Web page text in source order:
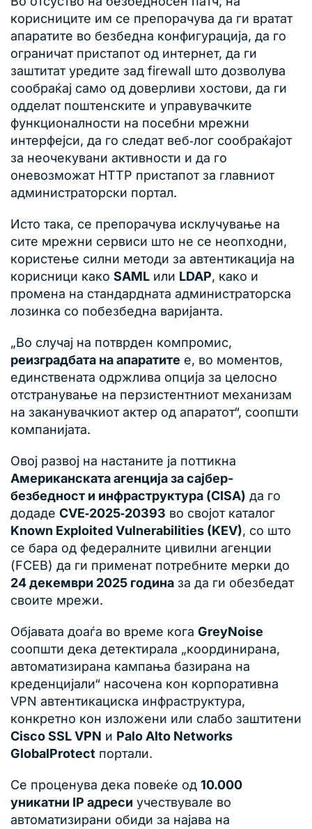
корисниците им се препорачува да ги вратат
апаратите во безбедна конфигурација, да го
ограничат пристапот од интернет, да ги
заштитат уредите зад firewall што дозволува
сообраќај само од доверливи хостови, да ги
одделат поштенските и управувачките
функционалности на посебни мрежни
интерфејси, да го следат веб‑лог сообраќајот
за неочекувани активности и да го
оневозможат HTTP пристапот за главниот
администраторски портал.
Исто така, се препорачува исклучување на
сите мрежни сервиси што не се неопходни,
користење силни методи за автентикација на
корисници како SAML или LDAP, како и
промена на стандардната администраторска
лозинка со побезбедна варијанта.
„Во случај на потврден компромис,
реизградбата на апаратите е, во моментов,
единствената одржлива опција за целосно
отстранување на перзистентниот механизам
на заканувачкиот актер од апаратот“, соопшти
компанијата.
Овој развој на настаните ја поттикна
Американската агенција за сајбер-
безбедност и инфраструктура (CISA) да го
додаде CVE‑2025‑20393 во својот каталог
Known Exploited Vulnerabilities (KEV), со што
се бара од федералните цивилни агенции
(FCEB) да ги применат потребните мерки до
24 декември 2025 година за да ги обезбедат
своите мрежи.
Објавата доаѓа во време кога GreyNoise
соопшти дека детектирала „координирана,
автоматизирана кампања базирана на
креденцијали“ насочена кон корпоративна
VPN автентикациска инфраструктура,
конкретно кон изложени или слабо заштитени
Cisco SSL VPN и Palo Alto Networks
GlobalProtect портали.
Се проценува дека повеќе од 10.000
уникатни IP адреси учествувале во
автоматизирани обиди за најава на